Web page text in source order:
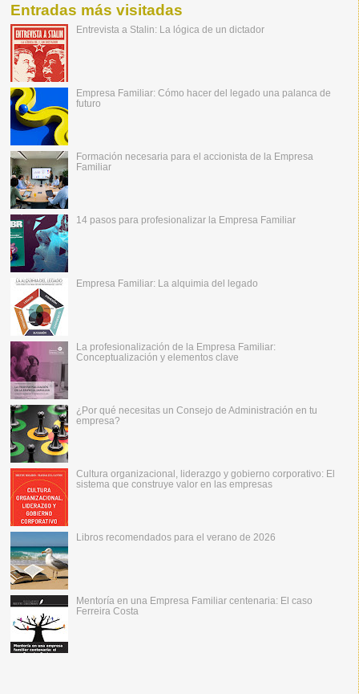
Entradas más visitadas
Entrevista a Stalin: La lógica de un dictador
Empresa Familiar: Cómo hacer del legado una palanca de
futuro
Formación necesaria para el accionista de la Empresa
Familiar
14 pasos para profesionalizar la Empresa Familiar
Empresa Familiar: La alquimia del legado
La profesionalización de la Empresa Familiar:
Conceptualización y elementos clave
¿Por qué necesitas un Consejo de Administración en tu
empresa?
Cultura organizacional, liderazgo y gobierno corporativo: El
sistema que construye valor en las empresas
Libros recomendados para el verano de 2026
Mentoría en una Empresa Familiar centenaria: El caso
Ferreira Costa